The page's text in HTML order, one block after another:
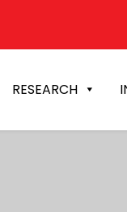
RESEARCH